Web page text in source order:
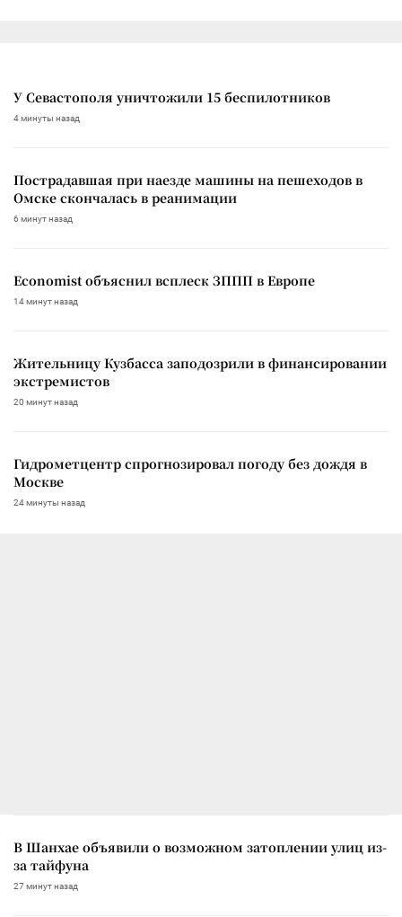
У Севастополя уничтожили 15 беспилотников
4 минуты назад
Пострадавшая при наезде машины на пешеходов в
Омске скончалась в реанимации
6 минут назад
Economist объяснил всплеск ЗППП в Европе
14 минут назад
Жительницу Кузбасса заподозрили в финансировании
экстремистов
20 минут назад
Гидрометцентр спрогнозировал погоду без дождя в
Москве
24 минуты назад
В Шанхае объявили о возможном затоплении улиц из-
за тайфуна
27 минут назад